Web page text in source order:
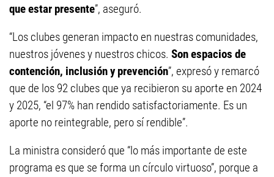
que estar presente”, aseguró.
“Los clubes generan impacto en nuestras comunidades,
nuestros jóvenes y nuestros chicos. Son espacios de
contención, inclusión y prevención”, expresó y remarcó
que de los 92 clubes que ya recibieron su aporte en 2024
y 2025, “el 97% han rendido satisfactoriamente. Es un
aporte no reintegrable, pero sí rendible”.
La ministra consideró que “lo más importante de este
programa es que se forma un círculo virtuoso”, porque a